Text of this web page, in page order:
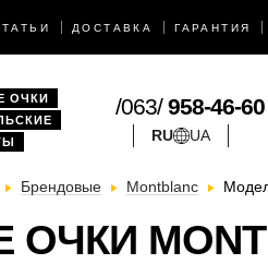
ДОСТАВКА ГАРАНТИЯ
ОЧКИ
/063/958-46-60
RU UA
Брендовые Montblanc